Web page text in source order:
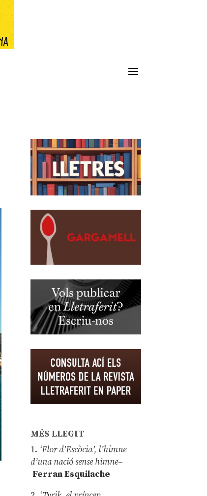
MÉS LLEGIT
1. ‘Flor d’Escòcia’, l’himne
d’una nació sense himne–
Ferran Esquilache